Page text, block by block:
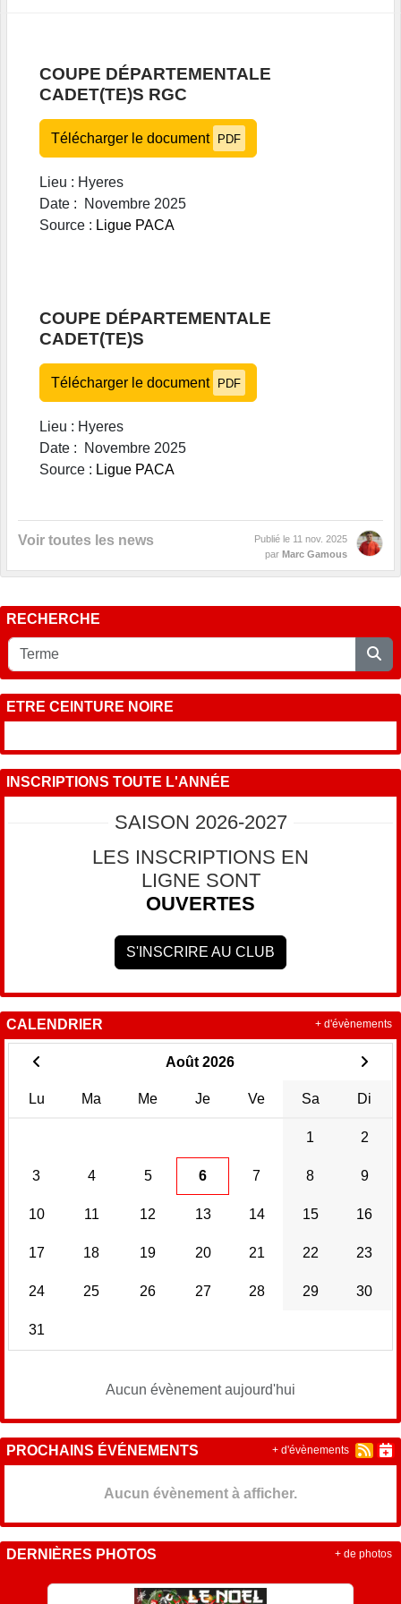
COUPE DÉPARTEMENTALE
CADET(TE)S RGC
Télécharger le document PDF
Lieu : Hyeres
Date : Novembre 2025
Source : Ligue PACA
COUPE DÉPARTEMENTALE
CADET(TE)S
Télécharger le document PDF
Lieu : Hyeres
Date : Novembre 2025
Source : Ligue PACA
Voir toutes les news Publié le 11 nov. 2025
par Marc Gamous
RECHERCHE
ETRE CEINTURE NOIRE
INSCRIPTIONS TOUTE L'ANNÉE
SAISON 2026-2027
LES INSCRIPTIONS EN
LIGNE SONT
OUVERTES
S'INSCRIRE AU CLUB
CALENDRIER
Août 2026
Lu Ma Me Je Ve Sa Di
1 2
3 4 5 6 7 8 9
10 11 12 13 14 15 16
17 18 19 20 21 22 23
24 25 26 27 28 29 30
31
Aucun évènement aujourd'hui
+ d'évènements
PROCHAINS ÉVÉNEMENTS
Aucun évènement à afficher.
+ d'évènements
DERNIÈRES PHOTOS + de photos